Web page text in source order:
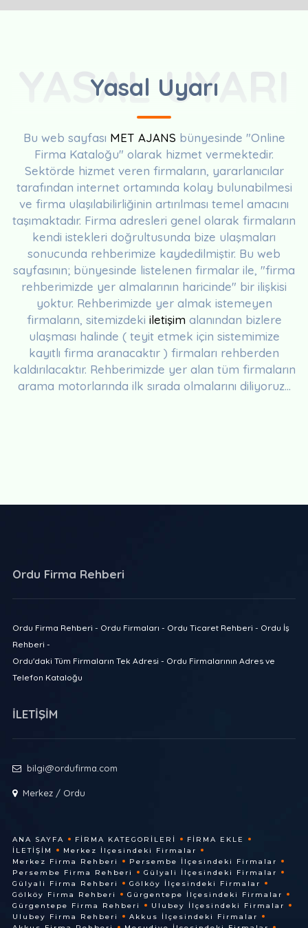
Yasal Uyarı
YASAL UYARI
Bu web sayfası MET AJANS bünyesinde "Online
Firma Kataloğu" olarak hizmet vermektedir.
Sektörde hizmet veren firmaların, yararlanıcılar
tarafından internet ortamında kolay bulunabilmesi
ve firma ulaşılabilirliğinin artırılması temel amacını
taşımaktadır. Firma adresleri genel olarak firmaların
kendi istekleri doğrultusunda bize ulaşmaları
sonucunda rehberimize kaydedilmiştir. Bu web
sayfasının; bünyesinde listelenen firmalar ile, "firma
rehberimizde yer almalarının haricinde" bir ilişkisi
yoktur. Rehberimizde yer almak istemeyen
firmaların, sitemizdeki iletişim alanından bizlere
ulaşması halinde ( teyit etmek için sistemimize
kayıtlı firma aranacaktır ) firmaları rehberden
kaldırılacaktır. Rehberimizde yer alan tüm firmaların
arama motorlarında ilk sırada olmalarını diliyoruz...
Ordu Firma Rehberi
Ordu Firma Rehberi - Ordu Firmaları - Ordu Ticaret Rehberi - Ordu İş
Rehberi -
Ordu'daki Tüm Firmaların Tek Adresi - Ordu Firmalarının Adres ve
Telefon Kataloğu
İLETİŞİM
bilgi@ordufirma.com
Merkez / Ordu
ANA SAYFA FIRMA KATEGORILERI
FIRMA EKLE
İLETIŞIM
Merkez İlçesindeki Firmalar
Merkez Firma Rehberi
Persembe İlçesindeki Firmalar
Persembe Firma Rehberi
Gülyali İlçesindeki Firmalar
Gülyali Firma Rehberi
Gölköy İlçesindeki Firmalar
Gölköy Firma Rehberi
Gürgentepe İlçesindeki Firmalar
Gürgentepe Firma Rehberi
Ulubey İlçesindeki Firmalar
Ulubey Firma Rehberi
Akkus İlçesindeki Firmalar